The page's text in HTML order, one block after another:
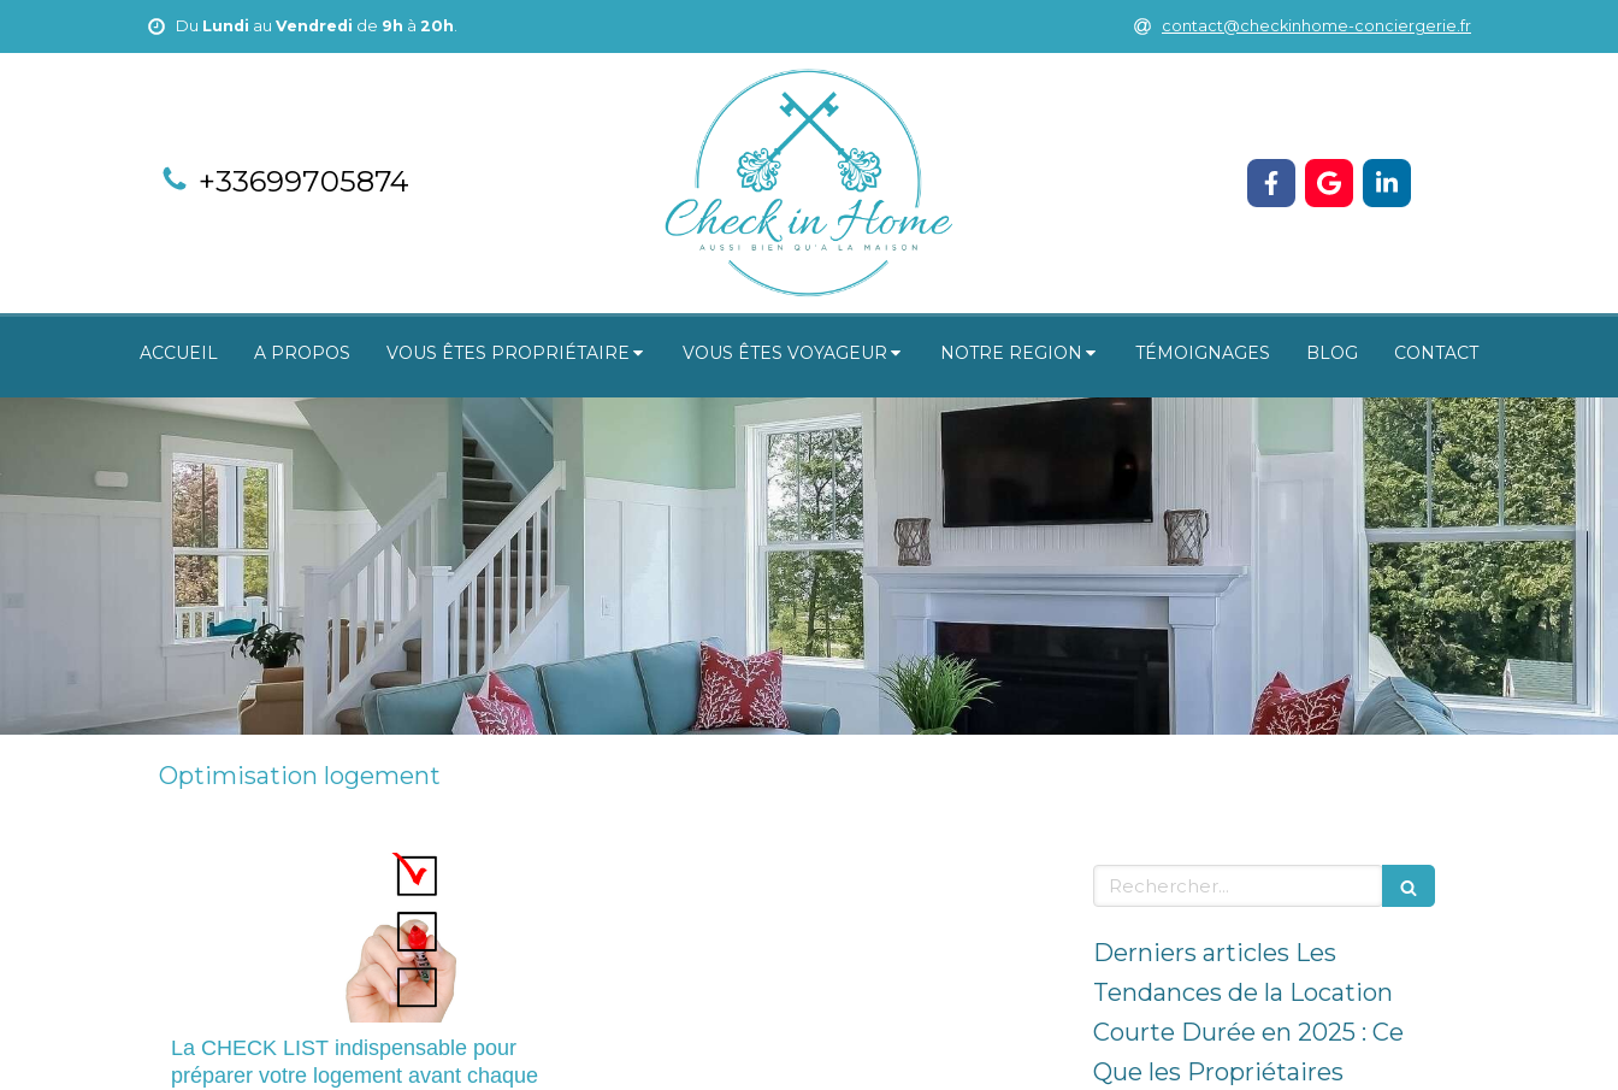
Du Lundi au Vendredi de 9h à 20h. contact@checkinhome-conciergerie.fr
+33699705874
ACCUEIL A PROPOS VOUS ÊTES PROPRIÉTAIRE VOUS ÊTES VOYAGEUR NOTRE REGION TÉMOIGNAGES BLOG CONTACT
Optimisation logement
La CHECK LIST indispensable pour
préparer votre logement avant chaque
Rechercher
Derniers articles Les
Tendances de la Location
Courte Durée en 2025 : Ce
Que les Propriétaires